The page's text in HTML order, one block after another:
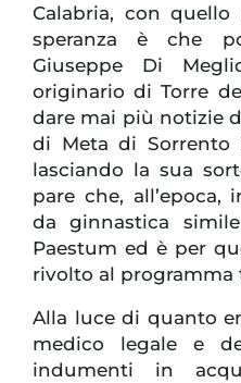
Calabria, con
speranza è che
Giuseppe Di
originario di Torre
dare mai più notizie
di Meta di Sorrento
lasciando la sua
pare che, all’epoca,
da ginnastica
Paestum ed è per
rivolto al programma
Alla luce di quanto
medico legale e
indumenti in